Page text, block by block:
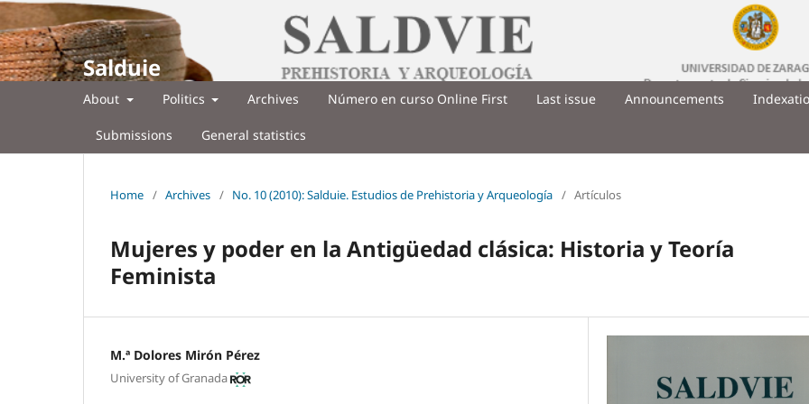
Salduie
About Politics Archives Número en curso Online First Last issue Announcements
Submissions General statistics
Home / Archives / No. 10 (2010): Salduie. Estudios de Prehistoria y Arqueología / Artículos
Mujeres y poder en la Antigüedad clásica: Historia y Teoría
Feminista
M.ª Dolores Mirón Pérez
University of Granada